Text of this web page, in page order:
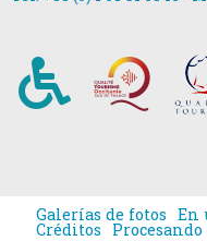
Galerías de fotos En
Créditos